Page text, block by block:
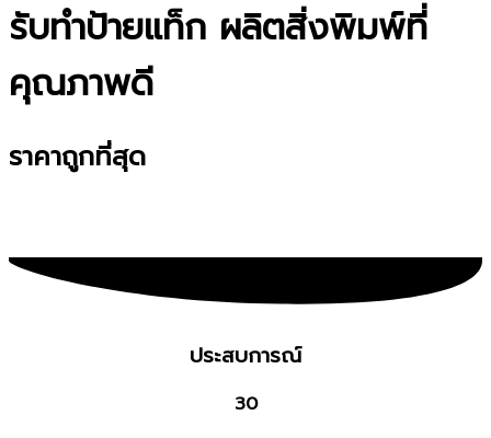
รับทำป้ายแท็ก ผลิตสิ่งพิมพ์ที่
คุณภาพดี
ราคาถูกที่สุด
ประสบการณ์
30